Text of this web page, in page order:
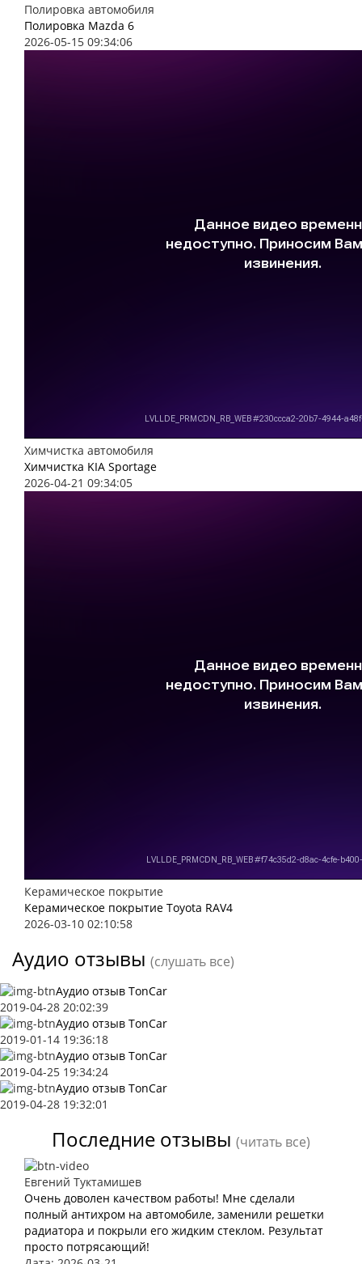
Полировка автомобиля
Полировка Mazda 6
2026-05-15 09:34:06
Химчистка автомобиля
Химчистка KIA Sportage
2026-04-21 09:34:05
Керамическое покрытие
Керамическое покрытие Toyota RAV4
2026-03-10 02:10:58
Аудио отзывы (слушать все)
Аудио отзыв TonCar
2019-04-28 20:02:39
Аудио отзыв TonCar
2019-01-14 19:36:18
Аудио отзыв TonCar
2019-04-25 19:34:24
Аудио отзыв TonCar
2019-04-28 19:32:01
Последние отзывы (читать все)
Евгений Туктамишев
Очень доволен качеством работы! Мне сделали
полный антихром на автомобиле, заменили решетки
радиатора и покрыли его жидким стеклом. Результат
просто потрясающий!